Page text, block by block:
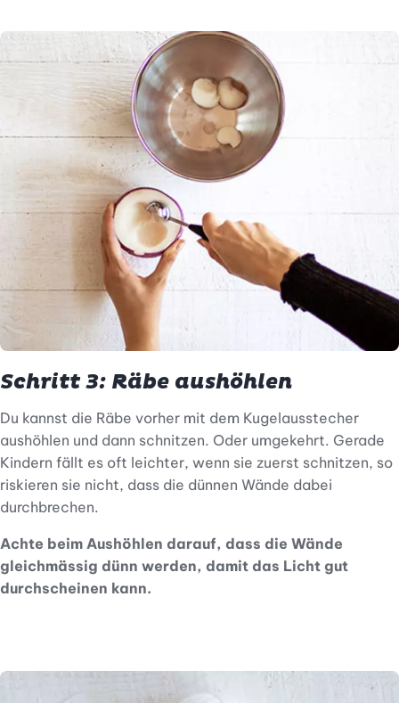
Schritt 3: Räbe aushöhlen
Du kannst die Räbe vorher mit dem Kugelausstecher
aushöhlen und dann schnitzen. Oder umgekehrt. Gerade
Kindern fällt es oft leichter, wenn sie zuerst schnitzen, so
riskieren sie nicht, dass die dünnen Wände dabei
durchbrechen.
Achte beim Aushöhlen darauf, dass die Wände
gleichmässig dünn werden, damit das Licht gut
durchscheinen kann.